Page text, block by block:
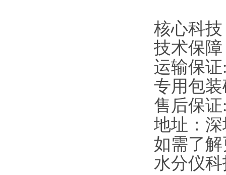
核心科
技术保障
运输保
专用包
售后保
地址：
如需了
水分仪